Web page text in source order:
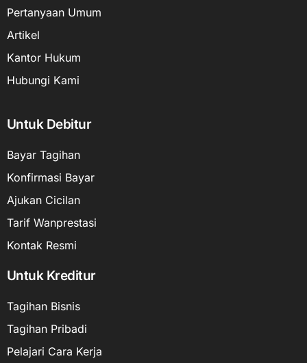
Pertanyaan Umum
Artikel
Kantor Hukum
Hubungi Kami
Untuk Debitur
Bayar Tagihan
Konfirmasi Bayar
Ajukan Cicilan
Tarif Wanprestasi
Kontak Resmi
Untuk Kreditur
Tagihan Bisnis
Tagihan Pribadi
Pelajari Cara Kerja